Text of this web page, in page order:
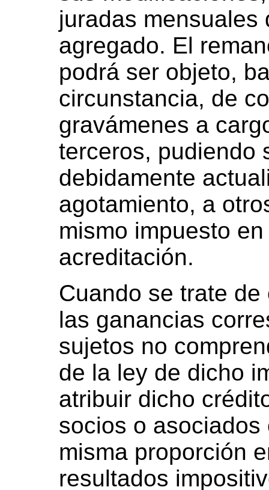
juradas mensuales
agregado. El
podrá ser objeto,
circunstancia, de
gravámenes a
terceros, pudiendo
debidamente
agotamiento, a
mismo impuesto
acreditación.
Cuando se trate
las ganancias
sujetos no
de la ley de dicho
atribuir dicho
socios o
misma proporción
resultados